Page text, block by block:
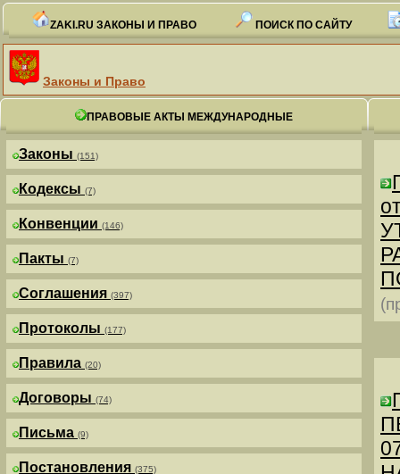
ZAKI.RU ЗАКОНЫ И ПРАВО ПОИСК ПО САЙТУ
Законы и Право
ПРАВОВЫЕ АКТЫ МЕЖДУНАРОДНЫЕ
Законы (151)
Кодексы (7)
Конвенции (146)
Пакты (7)
Соглашения (397)
Протоколы (177)
Правила (20)
Договоры (74)
Письма (9)
Постановления (375)